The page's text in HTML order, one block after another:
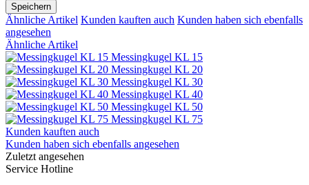
Speichern
Ähnliche Artikel Kunden kauften auch Kunden haben sich ebenfalls
angesehen
Ähnliche Artikel
Messingkugel KL 15
Messingkugel KL 20
Messingkugel KL 30
Messingkugel KL 40
Messingkugel KL 50
Messingkugel KL 75
Kunden kauften auch
Kunden haben sich ebenfalls angesehen
Zuletzt angesehen
Service Hotline